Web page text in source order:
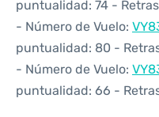
puntualidad: 74 -
- Número de Vuelo:
puntualidad: 80 -
- Número de Vuelo:
puntualidad: 66 -